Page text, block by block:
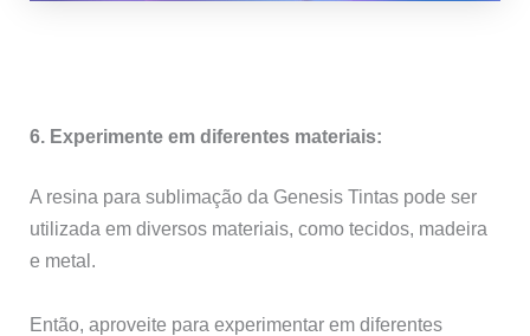
6. Experimente em diferentes materiais:
A resina para sublimação da Genesis Tintas pode ser
utilizada em diversos materiais, como tecidos, madeira
e metal.
Então, aproveite para experimentar em diferentes